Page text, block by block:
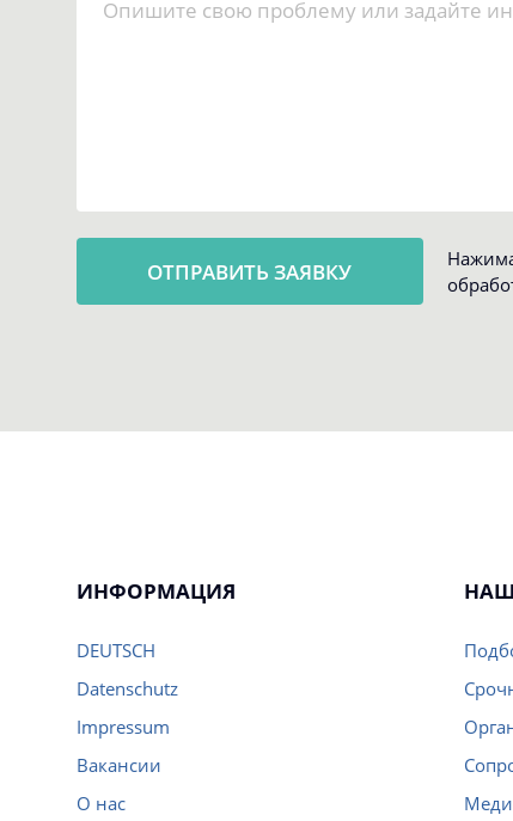
ИНФОРМАЦИЯ
DEUTSCH
Datenschutz
Impressum
Вакансии
О нас